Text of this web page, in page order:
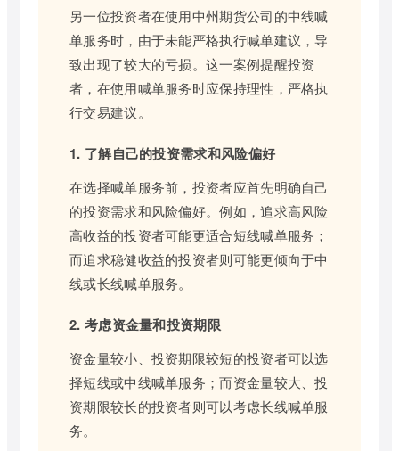
另一位投资者在使用中州期货公司的中线喊
单服务时，由于未能严格执行喊单建议，导
致出现了较大的亏损。这一案例提醒投资
者，在使用喊单服务时应保持理性，严格执
行交易建议。
1. 了解自己的投资需求和风险偏好
在选择喊单服务前，投资者应首先明确自己
的投资需求和风险偏好。例如，追求高风险
高收益的投资者可能更适合短线喊单服务；
而追求稳健收益的投资者则可能更倾向于中
线或长线喊单服务。
2. 考虑资金量和投资期限
资金量较小、投资期限较短的投资者可以选
择短线或中线喊单服务；而资金量较大、投
资期限较长的投资者则可以考虑长线喊单服
务。